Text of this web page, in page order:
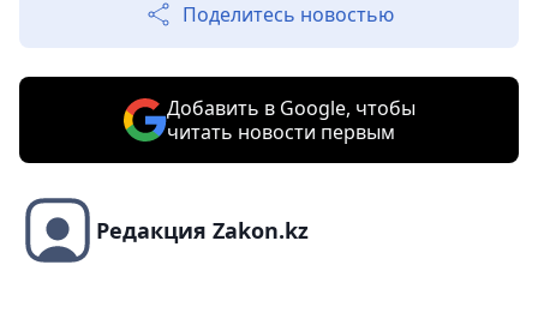
Поделитесь новостью
Добавить в Google, чтобы
читать новости первым
Редакция Zakon.kz